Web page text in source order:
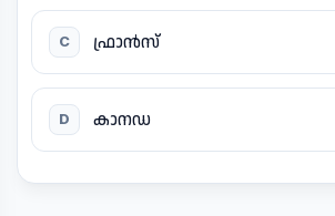
C ഫ്രാൻസ്
D കാനഡ